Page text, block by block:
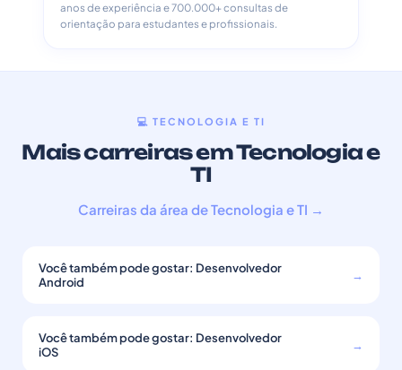
anos de experiência e 700.000+ consultas de
orientação para estudantes e profissionais.
💻 TECNOLOGIA E TI
Mais carreiras em Tecnologia e
TI
Carreiras da área de Tecnologia e TI →
Você também pode gostar: Desenvolvedor
Android
→
Você também pode gostar: Desenvolvedor
iOS
→